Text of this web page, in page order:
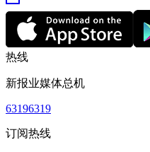
热线
新报业媒体总机
63196319
订阅热线